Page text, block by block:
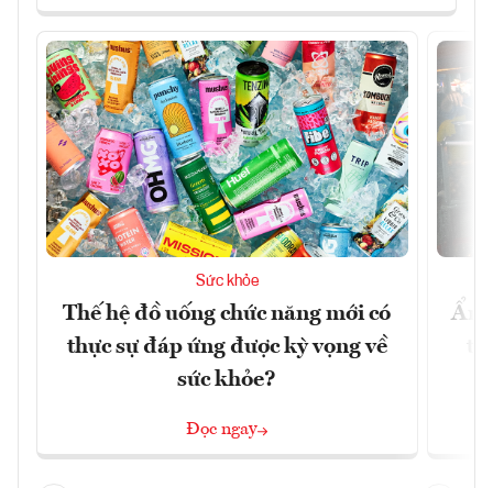
Sức khỏe
Thế hệ đồ uống chức năng mới có
thực sự đáp ứng được kỳ vọng về
sức khỏe?
Đọc ngay
Ẩm